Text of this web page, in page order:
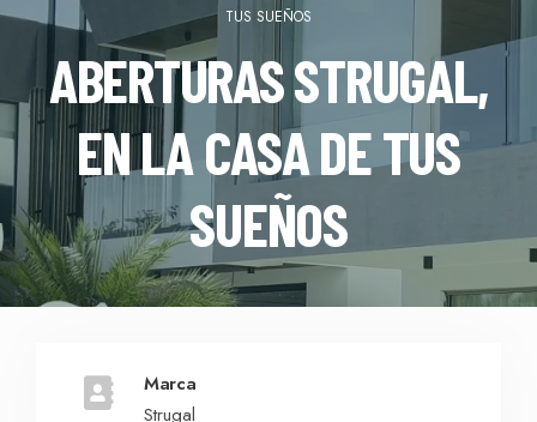
TUS SUEÑOS
ABERTURAS STRUGAL,
EN LA CASA DE TUS
SUEÑOS
Marca
Strugal